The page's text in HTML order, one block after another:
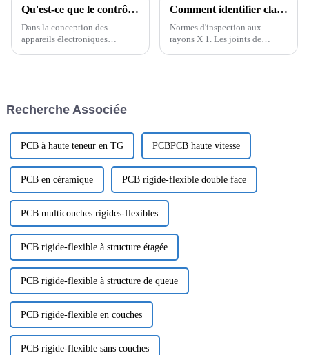
Qu'est-ce que le contrôle d'impédance et comment effectuer un contrôle d'impédance sur les PCB
Dans la conception des
appareils électroniques
l'efficacité de transmission de
électronique.
Comment identifier clairement les défauts invisibles du PCBA ?
Normes d'inspection aux
rayons X 1. Les joints de
Recherche Associée
PCB à haute teneur en TG PCBPCB haute vitesse
PCB en céramique PCB rigide-flexible double face
PCB multicouches rigides-flexibles
PCB rigide-flexible à structure étagée
PCB rigide-flexible à structure de queue
PCB rigide-flexible en couches
PCB rigide-flexible sans couches